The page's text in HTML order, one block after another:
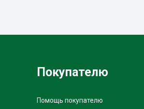
Покупателю
Помощь покупателю